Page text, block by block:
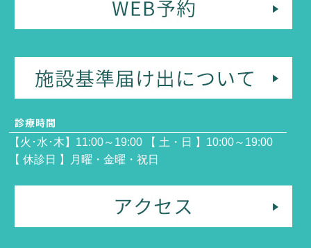
【火･水･木】11:00～19:00 【 土・日 】10:00～19:00
【 休診日 】月曜・金曜・祝日